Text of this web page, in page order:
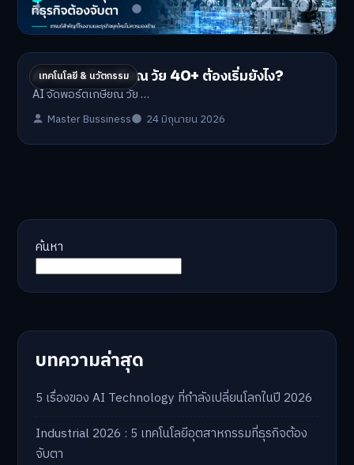
Master Bussiness 1 กรกฎาคม 2026
เทคโนโลยี & นวัตกรรม
AI จัดพอร์ตเกษียณ วัย 40+ ต้องเริ่มยังไง?
AI จัดพอร์ตเกษียณ วัย …
Master Bussiness 24 มิถุนายน 2026
ค้นหา
บทความล่าสุด
5 เรื่องของ AI Technology ที่กำลังเปลี่ยนโลกในปี 2026
Industrial 2026 : 5 เทคโนโลยีอุตสาหกรรมที่ธุรกิจต้อง
จับตา